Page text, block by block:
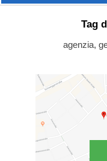
Tag
agenzia,